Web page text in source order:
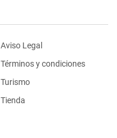
Aviso Legal
Términos y condiciones
Turismo
Tienda